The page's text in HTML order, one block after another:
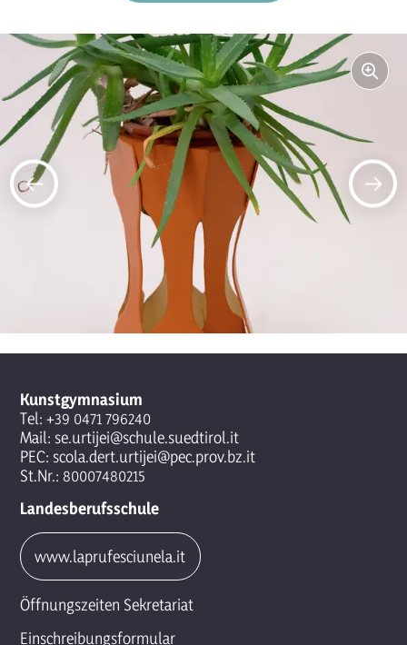
Kunstgymnasium
Tel: +39 0471 796240
Mail: se.urtijei@schule.suedtirol.it
PEC: scola.dert.urtijei@pec.prov.bz.it
St.Nr.: 80007480215
Landesberufsschule
www.laprufesciunela.it
Öffnungszeiten Sekretariat
Einschreibungsformular